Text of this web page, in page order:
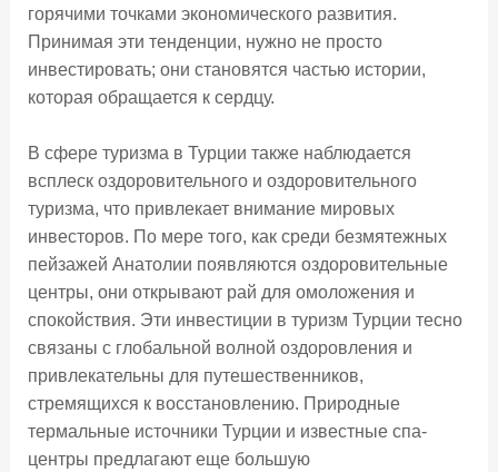
горячими точками экономического развития.
Принимая эти тенденции, нужно не просто
инвестировать; они становятся частью истории,
которая обращается к сердцу.
В сфере туризма в Турции также наблюдается
всплеск оздоровительного и оздоровительного
туризма, что привлекает внимание мировых
инвесторов. По мере того, как среди безмятежных
пейзажей Анатолии появляются оздоровительные
центры, они открывают рай для омоложения и
спокойствия. Эти инвестиции в туризм Турции тесно
связаны с глобальной волной оздоровления и
привлекательны для путешественников,
стремящихся к восстановлению. Природные
термальные источники Турции и известные спа-
центры предлагают еще большую